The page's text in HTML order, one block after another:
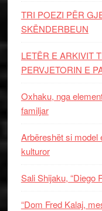
TRI POEZI PËR
SKËNDERBEUN
LETËR E ARKIVIT
PERVJETORIN E
Oxhaku, nga
familjar
Arbëreshët si model
kulturor
Sali Shijaku, “Diego
“Dom Fred Kalaj,